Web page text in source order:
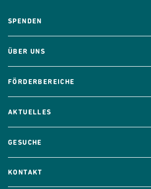
SPENDEN
ÜBER UNS
FÖRDERBEREICHE
AKTUELLES
GESUCHE
KONTAKT